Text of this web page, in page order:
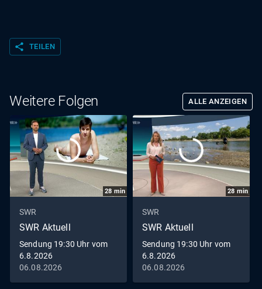
share TEILEN
Weitere Folgen ALLE ANZEIGEN
28 min
SWR
SWR Aktuell
Sendung 19:30 Uhr vom
6.8.2026
06.08.2026
28 min
SWR
SWR Aktuell
Sendung 19:30 Uhr vom
6.8.2026
06.08.2026